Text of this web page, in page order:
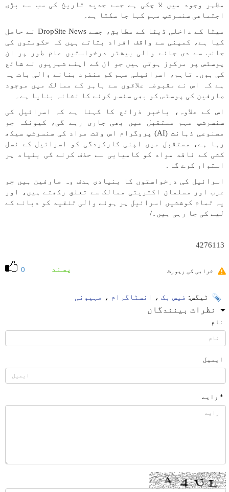
مظہر وجود میں لا چکی ہے جسے جدید تاریخ کی سب سے بڑی
اجتماعی سنسرشپ مہم کہا جا سکتا ہے۔
میٹا کے داخلی ڈیٹا کے مطابق، جسے DropSite News نے حاصل
کیا ہے، کمپنی سے واقف افراد بتاتے ہیں کہ حکومتوں کی
جانب سے دی جانے والی بیشتر درخواستیں عام طور پر ان
پوسٹس پر مرکوز ہوتی ہیں جو ان کے اپنے شہریوں نے شائع
کی ہوں۔ تاہم، اسرائیلی مہم کو منفرد بنانے والی بات یہ
ہے کہ اس نے مقبوضہ علاقوں سے باہر کے ممالک میں موجود
صارفین کی پوسٹس کو بھی سنسر کرنے کا نشانہ بنایا ہے۔
اس کے علاوہ، باخبر ذرائع کا کہنا ہے کہ اسرائیل کی
سنسرشپ مہم مستقبل میں بھی جاری رہے گی، کیونکہ جو
مصنوعی ذہانت (AI) پروگرام اس وقت مواد کی سنسرشپ سیکھ
رہا ہے، مستقبل میں اپنی کارکردگی کو اسرائیل کے نسل
کشی کے ناقد مواد کو کامیابی سے حذف کرنے کی بنیاد پر
استوار کرے گا۔
اسرائیل کی درخواستوں کا بنیادی ہدف وہ صارفین ہیں جو
عرب اور مسلمان اکثریتی ممالک سے تعلق رکھتے ہیں، اور
یہ تمام کوششیں اسرائیل پر ہونے والی تنقید کو دبانے کے
لیے کی جا رہی ہیں۔/
4276113
0 پسند خرابی کی رپورٹ
ٹیگس: فیس بک ، انسٹاگرام ، صہیونی
نظرات بینندگان
نام
ایمیل
* رایے